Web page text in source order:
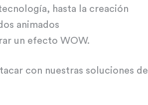
hasta la creación
animados
un efecto WOW.
con nuestras soluciones de